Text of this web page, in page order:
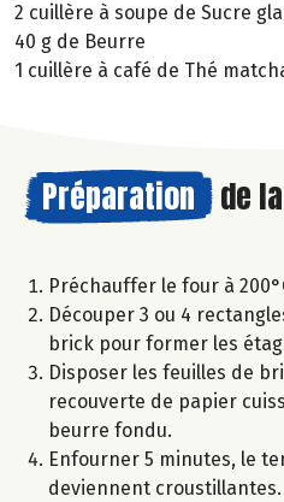
2 cuillère à soupe de Sucre
40 g de Beurre
1 cuillère à café de Thé
Préparation de la
Préchauffer le four à
Découper 3 ou 4
brick pour former les
Disposer les feuilles de
recouverte de papier
beurre fondu.
Enfourner 5 minutes, le
deviennent croustillantes.